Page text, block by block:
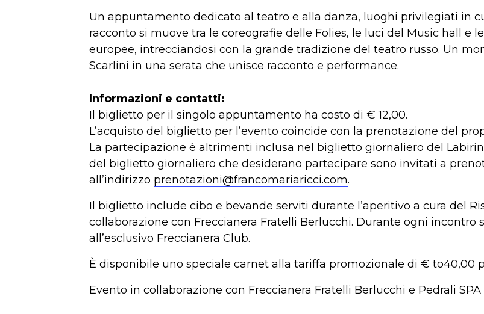
Un appuntamento dedicato al teatro e alla danza, luoghi privilegiati in
racconto si muove tra le coreografie delle Folies, le luci del Music hall e
europee, intrecciandosi con la grande tradizione del teatro russo. Un
Scarlini in una serata che unisce racconto e performance.
Informazioni e contatti:
Il biglietto per il singolo appuntamento ha costo di € 12,00.
L’acquisto del biglietto per l’evento coincide con la prenotazione del
La partecipazione è altrimenti inclusa nel biglietto giornaliero del
del biglietto giornaliero che desiderano partecipare sono invitati a
all’indirizzo prenotazioni@francomariaricci.com.
Il biglietto include cibo e bevande serviti durante l’aperitivo a cura del
collaborazione con Freccianera Fratelli Berlucchi. Durante ogni incontro
all’esclusivo Freccianera Club.
È disponibile uno speciale carnet alla tariffa promozionale di € to40,00
Evento in collaborazione con Freccianera Fratelli Berlucchi e Pedrali SPA